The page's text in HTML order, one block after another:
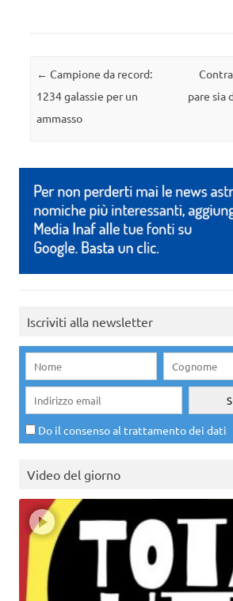
Navigazione articolo
← Campione da record:
1234 galassie per un
ammasso
pare sia
Iscriviti alla newsletter
Do il consenso al trattamento dei dati
Video del giorno